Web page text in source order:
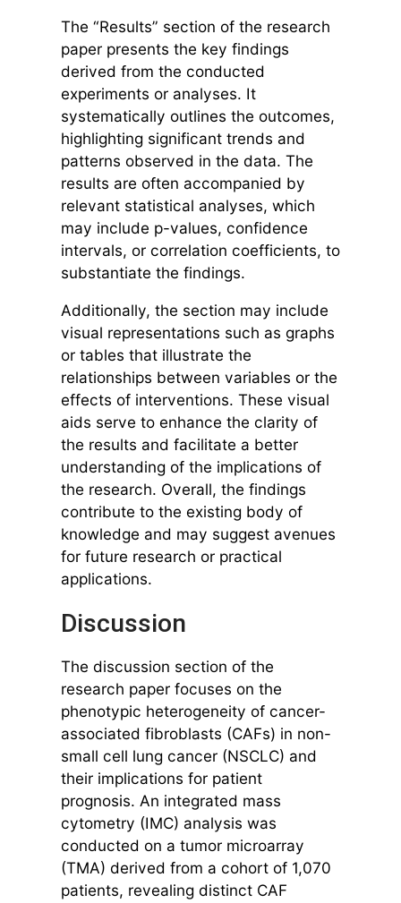
The “Results” section of the research
paper presents the key findings
derived from the conducted
experiments or analyses. It
systematically outlines the outcomes,
highlighting significant trends and
patterns observed in the data. The
results are often accompanied by
relevant statistical analyses, which
may include p-values, confidence
intervals, or correlation coefficients, to
substantiate the findings.
Additionally, the section may include
visual representations such as graphs
or tables that illustrate the
relationships between variables or the
effects of interventions. These visual
aids serve to enhance the clarity of
the results and facilitate a better
understanding of the implications of
the research. Overall, the findings
contribute to the existing body of
knowledge and may suggest avenues
for future research or practical
applications.
Discussion
The discussion section of the
research paper focuses on the
phenotypic heterogeneity of cancer-
associated fibroblasts (CAFs) in non-
small cell lung cancer (NSCLC) and
their implications for patient
prognosis. An integrated mass
cytometry (IMC) analysis was
conducted on a tumor microarray
(TMA) derived from a cohort of 1,070
patients, revealing distinct CAF